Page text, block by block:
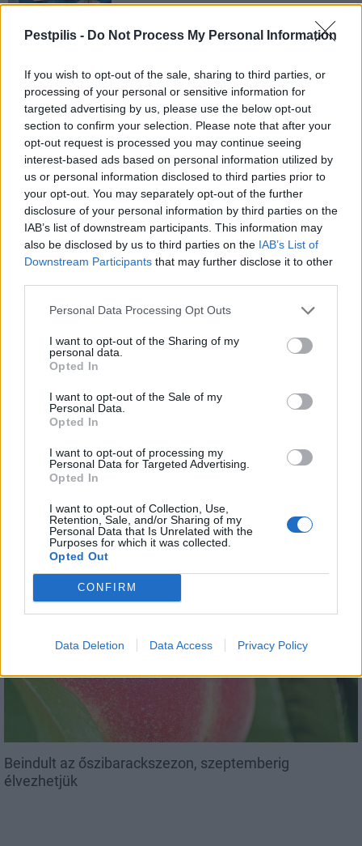
Pestpilis - Do Not Process My Personal Information
If you wish to opt-out of the sale, sharing to third parties, or
processing of your personal or sensitive information for
targeted advertising by us, please use the below opt-out
section to confirm your selection. Please note that after your
opt-out request is processed you may continue seeing
interest-based ads based on personal information utilized by
us or personal information disclosed to third parties prior to
your opt-out. You may separately opt-out of the further
disclosure of your personal information by third parties on the
IAB’s list of downstream participants. This information may
also be disclosed by us to third parties on the IAB’s List of
Downstream Participants that may further disclose it to other
Personal Data Processing Opt Outs
I want to opt-out of the Sharing of my
personal data.
Opted In
I want to opt-out of the Sale of my
Personal Data.
Opted In
I want to opt-out of processing my
Personal Data for Targeted Advertising.
Opted In
I want to opt-out of Collection, Use,
Retention, Sale, and/or Sharing of my
Personal Data that Is Unrelated with the
Purposes for which it was collected.
Opted Out
CONFIRM
Data Deletion Data Access Privacy Policy
Még több zöld, még több virág és új
játszótér Debrecen egyik legfontosabb
Fából épül Budakeszi új óvodája
Gyárleállításokkal és átszervezett
termeléssel tehermentesíti a
villamosenergia-rendszert a STRABAG
AJÁNLJUK MÉG
Csökkenti Józsefváros az üresen álló lakásállományát
Beindult az őszibarackszezon, szeptemberig
élvezhetjük